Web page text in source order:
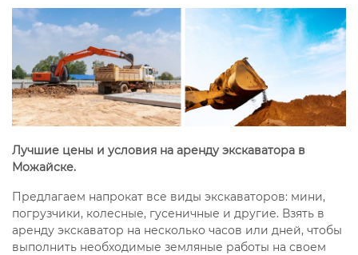
Лучшие цены и условия на аренду экскаватора в
Можайске.
Предлагаем напрокат все виды экскаваторов: мини,
погрузчики, колесные, гусеничные и другие. Взять в
аренду экскаватор на несколько часов или дней, чтобы
выполнить необходимые земляные работы на своем